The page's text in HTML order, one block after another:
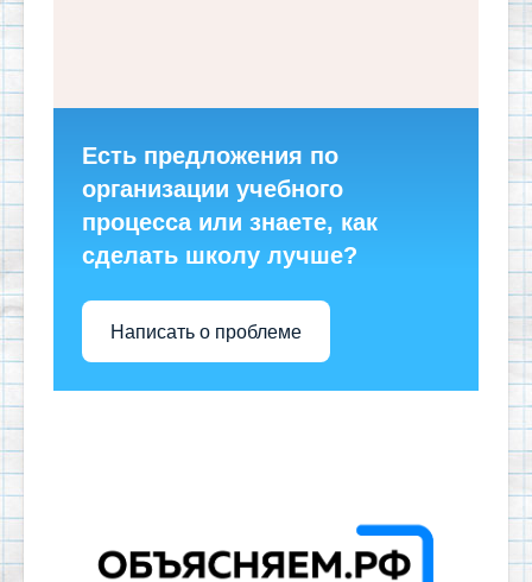
Есть предложения по
организации учебного
процесса или знаете, как
сделать школу лучше?
Написать о проблеме